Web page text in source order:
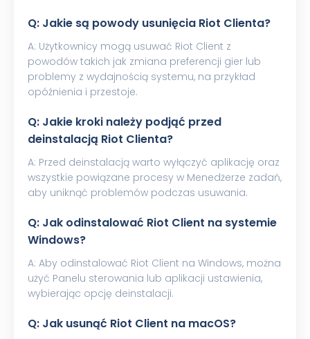
Q: Jakie są powody usunięcia Riot Clienta?
A: Użytkownicy mogą usuwać Riot Client z
powodów takich jak zmiana preferencji gier lub
problemy z wydajnością systemu, na przykład
opóźnienia i przestoje.
Q: Jakie kroki należy podjąć przed
deinstalacją Riot Clienta?
A: Przed deinstalacją warto wyłączyć aplikację oraz
wszystkie powiązane procesy w Menedżerze zadań,
aby uniknąć problemów podczas usuwania.
Q: Jak odinstalować Riot Client na systemie
Windows?
A: Aby odinstalować Riot Client na Windows, można
użyć Panelu sterowania lub aplikacji ustawienia,
wybierając opcję deinstalacji.
Q: Jak usunąć Riot Client na macOS?